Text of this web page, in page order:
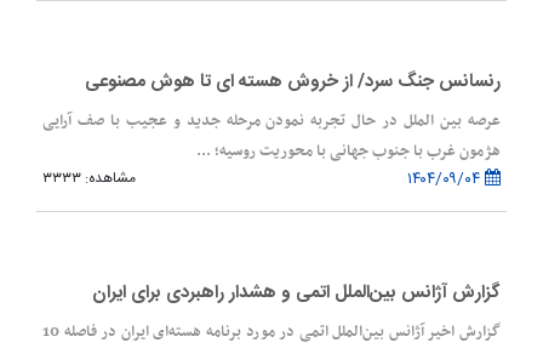
رنسانس جنگ سرد/ از خروش هسته ای تا هوش مصنوعی
عرصه بین الملل در حال تجربه نمودن مرحله جدید و عجیب با صف آرایی
هژمون غرب با جنوب جهانی با محوریت روسیه؛ ...
مشاهده: ۳۳۳۳
گزارش آژانس بین‌الملل اتمی و هشدار راهبردی برای ایران
گزارش اخیر آژانس بین‌الملل اتمی در مورد برنامه هسته‌ای ایران در فاصله 10